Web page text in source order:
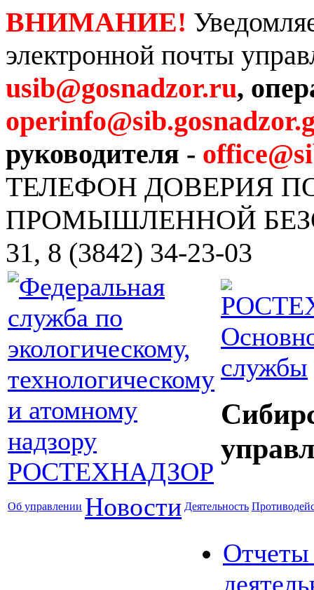
ВНИМАНИЕ!
электронной почты
usib@gosnadzor.ru,
руководителя -
ТЕЛЕФОН ДОВЕРИЯ
ПРОМЫШЛЕННОЙ
31, 8 (3842) 34-23-03
службы
Об управлении Новости Деятельность
Отчеты